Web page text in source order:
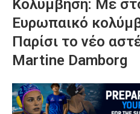
Κολύμβηση: Με
Ευρωπαικό
Παρίσι το νέο
Martine Damborg